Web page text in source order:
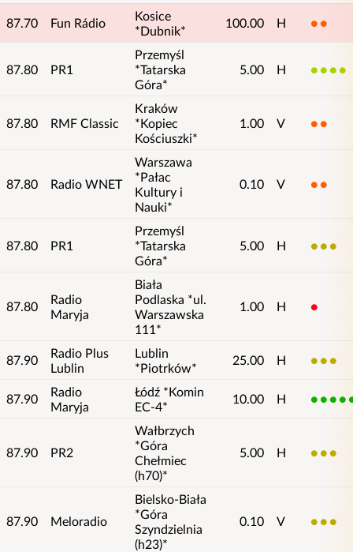
87.70 Fun Rádio
Kosice
*Dubnik*
100.00 H 2
87.80 PR1
Przemyśl
*Tatarska
Góra*
5.00 H 4
87.80 RMF Classic
Kraków
*Kopiec
Kościuszki*
1.00 V 2
87.80 Radio WNET
Warszawa
*Pałac
Kultury i
Nauki*
0.10 V 2
87.80 PR1
Przemyśl
*Tatarska
Góra*
5.00 H 3
87.80
Radio
Maryja
Biała
Podlaska *ul.
Warszawska
111*
1.00 H 1
87.90
Radio Plus
Lublin
Lublin
*Piotrków*
25.00 H 3
87.90
Radio
Maryja
Łódź *Komin
EC-4*
10.00 H 5
87.90 PR2
Wałbrzych
*Góra
Chełmiec
(h70)*
5.00 H 3
87.90 Meloradio
Bielsko-Biała
*Góra
Szyndzielnia
(h23)*
0.10 V 3